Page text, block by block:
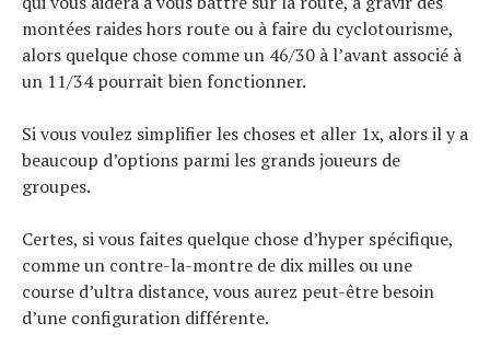
montées raides hors route ou à faire du cyclotourisme,
alors quelque chose comme un 46/30 à l’avant associé à
un 11/34 pourrait bien fonctionner.
Si vous voulez simplifier les choses et aller 1x, alors il y a
beaucoup d’options parmi les grands joueurs de
groupes.
Certes, si vous faites quelque chose d’hyper spécifique,
comme un contre-la-montre de dix milles ou une
course d’ultra distance, vous aurez peut-être besoin
d’une configuration différente.